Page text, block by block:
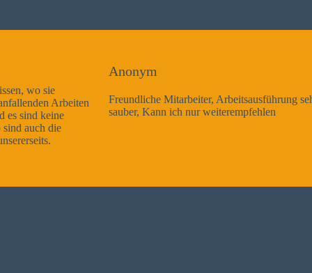
Freundliche Mitarbeiter, Arbeitsausführung sehr gut und sehr
sauber, Kann ich nur weiterempfehlen